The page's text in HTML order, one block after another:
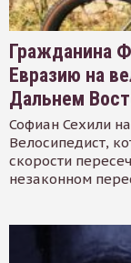
Гражданина
Евразию на
Дальнем
Софиан Сехили
Велосипедист,
скорости
незаконном